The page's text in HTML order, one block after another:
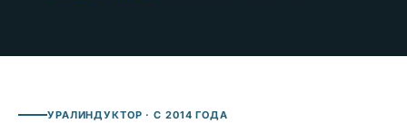
УРАЛИНДУКТОР · С 2014 ГОДА